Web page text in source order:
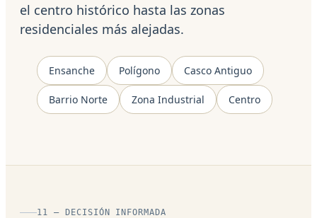
el centro histórico hasta las zonas
residenciales más alejadas.
Ensanche Polígono Casco Antiguo
Barrio Norte Zona Industrial Centro
11 — DECISIÓN INFORMADA